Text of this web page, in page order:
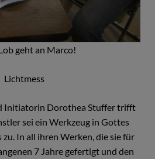
geht an Marco!
Lichtmess
Initiatorin Dorothea Stuffer trifft
sei ein Werkzeug in Gottes
zu. In all ihren Werken, die sie für
7 Jahre gefertigt und den